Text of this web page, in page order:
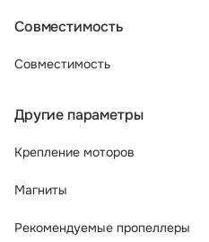
Совместимость
Совместимость
Другие параметры
Крепление моторов
Магниты
Рекомендуемые пропеллеры